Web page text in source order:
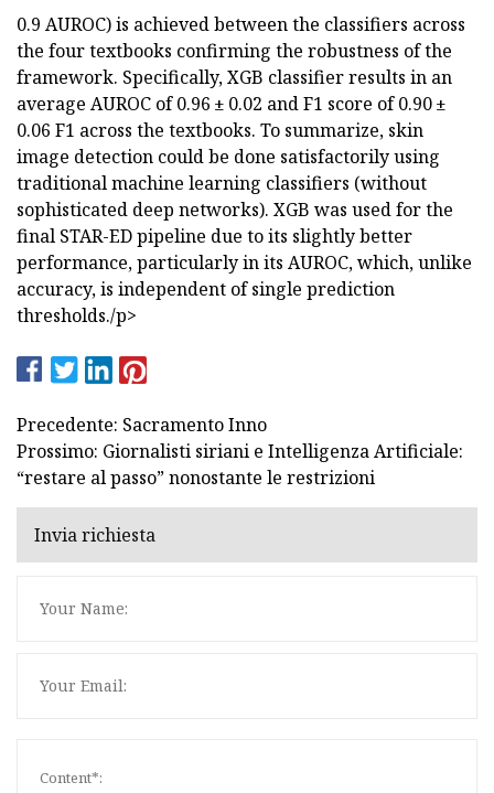
0.9 AUROC) is achieved between the classifiers across
the four textbooks confirming the robustness of the
framework. Specifically, XGB classifier results in an
average AUROC of 0.96 ± 0.02 and F1 score of 0.90 ±
0.06 F1 across the textbooks. To summarize, skin
image detection could be done satisfactorily using
traditional machine learning classifiers (without
sophisticated deep networks). XGB was used for the
final STAR-ED pipeline due to its slightly better
performance, particularly in its AUROC, which, unlike
accuracy, is independent of single prediction
thresholds./p>
Precedente: Sacramento Inno
Prossimo: Giornalisti siriani e Intelligenza Artificiale:
“restare al passo” nonostante le restrizioni
Invia richiesta